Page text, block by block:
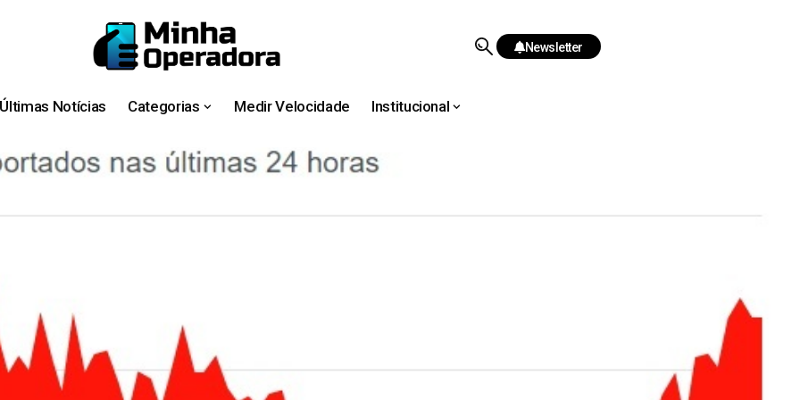
Newsletter
Últimas Notícias Categorias Medir Velocidade Institucional